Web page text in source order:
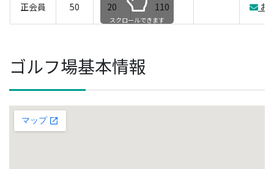
正会員 50 20 110 お
スクロールできます
ゴルフ場基本情報